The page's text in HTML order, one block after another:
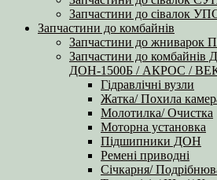
Запчастини до сівалок
Запчастини до комбайнів
Запчастини до жниварок
Запчастини до
ДОН-1500Б / АКРОС /
Гідравлічні вузли
Жатка/ Похила
Молотилка/ Очистка
Моторна установка
Підшипники ДОН
Ремені приводні
Січкарня/